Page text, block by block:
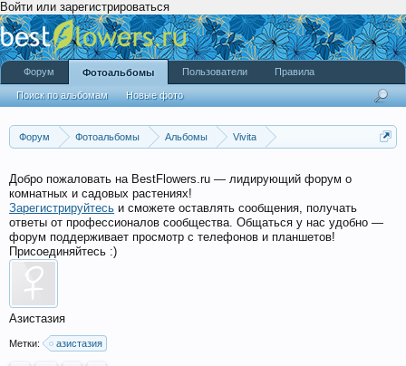
Войти или зарегистрироваться
Форум Фотоальбомы Альбомы
Vivita
Добро пожаловать на BestFlowers.ru — лидирующий форум о
комнатных и садовых растениях!
Зарегистрируйтесь и сможете оставлять сообщения, получать
ответы от профессионалов сообщества. Общаться у нас удобно —
форум поддерживает просмотр с телефонов и планшетов!
Присоединяйтесь :)
Азистазия
Метки: азистазия
Форум Фотоальбомы
Поиск по альбомам Новые фото
Пользователи Правила